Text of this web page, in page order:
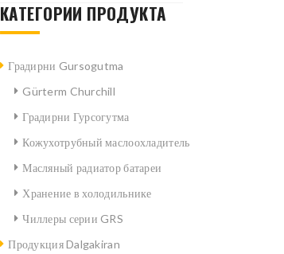
КАТЕГОРИИ ПРОДУКТА
Градирни Gursogutma
Gürterm Churchill
Градирни Гурсогутма
Кожухотрубный маслоохладитель
Масляный радиатор батареи
Хранение в холодильнике
Чиллеры серии GRS
Продукция Dalgakiran